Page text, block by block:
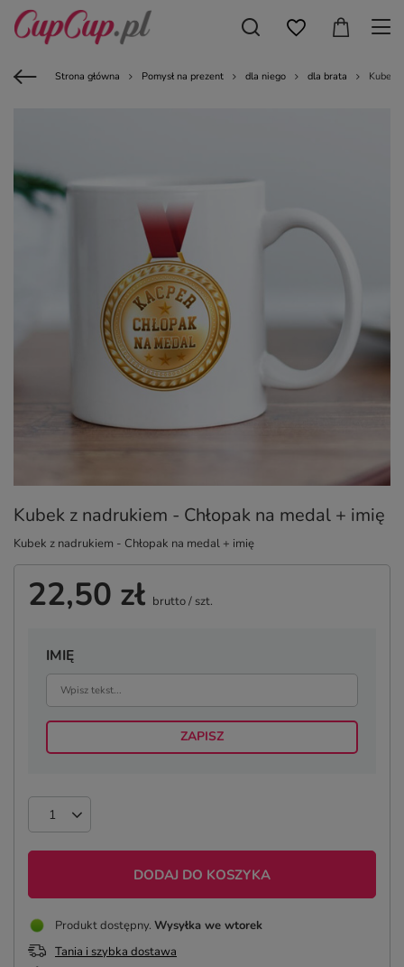
Strona główna Pomysł na prezent dla niego dla brata Kubek
Kubek z nadrukiem - Chłopak na medal + imię
Kubek z nadrukiem - Chłopak na medal + imię
22,50 zł brutto/ szt.
IMIĘ
ZAPISZ
DODAJ DO KOSZYKA
Produkt dostępny Wysyłka we wtorek
Tania i szybka dostawa